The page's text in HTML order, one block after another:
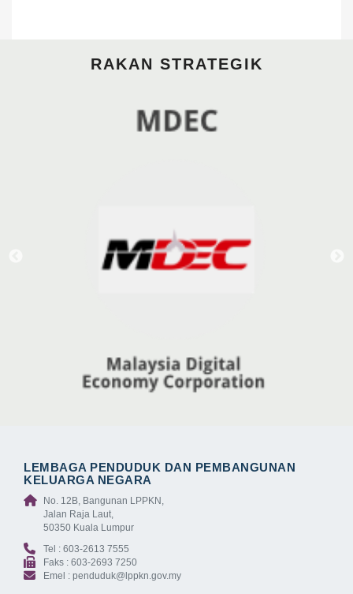
RAKAN STRATEGIK
LEMBAGA PENDUDUK DAN PEMBANGUNAN
KELUARGA NEGARA
No. 12B, Bangunan LPPKN,
Jalan Raja Laut,
50350 Kuala Lumpur
Tel : 603-2613 7555
Faks : 603-2693 7250
Emel : penduduk@lppkn.gov.my